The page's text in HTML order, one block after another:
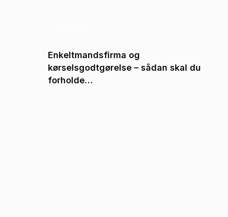
Enkeltmandsfirma og
kørselsgodtgørelse – sådan skal du
forholde…